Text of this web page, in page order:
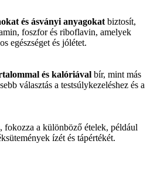
és ásványi anyagokat biztosít,
foszfor és riboflavin, amelyek
egészséget és jólétet.
és kalóriával bír, mint más
választás a testsúlykezeléshez és a
, fokozza a különböző ételek, például
ízét és tápértékét.